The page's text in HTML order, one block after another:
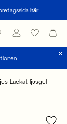
här
Lackat ljusgul